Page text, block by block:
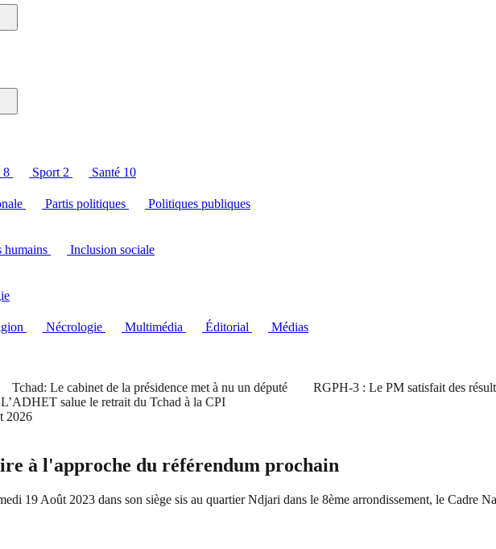
8 Sport 2 Santé 10
Partis politiques
Politiques publiques
humains
Inclusion sociale
Nécrologie Multimédia Éditorial
Médias
Le cabinet de la présidence met à nu un député
RGPH-3 : Le PM satisfait des résultats à
salue le retrait du Tchad à la CPI
2026
à l'approche du référendum prochain
19 Août 2023 dans son siège sis au quartier Ndjari dans le 8ème arrondissement, le Cadre